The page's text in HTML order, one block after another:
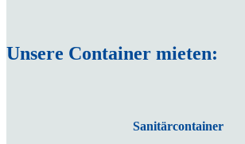
Unsere Container mieten:
Sanitärcontainer